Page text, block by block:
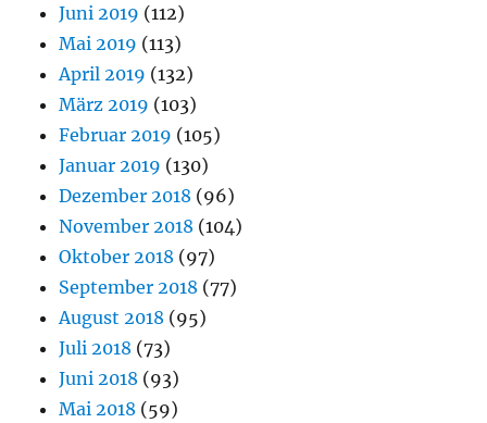
Juni 2019 (112)
Mai 2019 (113)
April 2019 (132)
März 2019 (103)
Februar 2019 (105)
Januar 2019 (130)
Dezember 2018 (96)
November 2018 (104)
Oktober 2018 (97)
September 2018 (77)
August 2018 (95)
Juli 2018 (73)
Juni 2018 (93)
Mai 2018 (59)